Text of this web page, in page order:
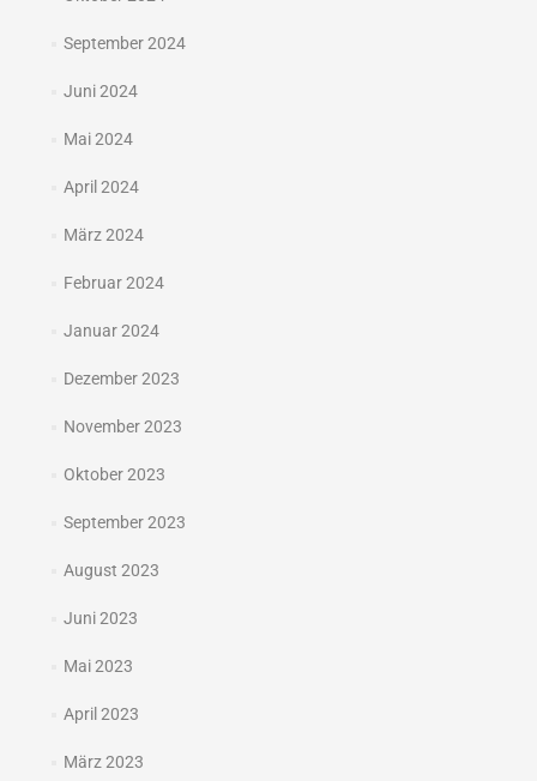
September 2024
Juni 2024
Mai 2024
April 2024
März 2024
Februar 2024
Januar 2024
Dezember 2023
November 2023
Oktober 2023
September 2023
August 2023
Juni 2023
Mai 2023
April 2023
März 2023